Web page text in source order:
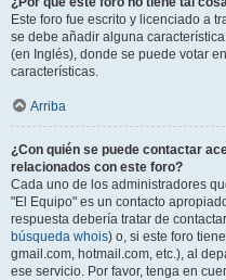
Este foro fue escrito y licenciado a
se debe añadir alguna
(en Inglés), donde se puede votar
características.
Arriba
¿Con quién se puede contactar
relacionados con este foro?
Cada uno de los administradores
"El Equipo" es un contacto
respuesta debería tratar de
búsqueda whois) o, si este foro
gmail.com, hotmail.com, etc.), al
ese servicio. Por favor, tenga en